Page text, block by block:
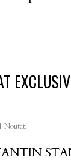
Noutati